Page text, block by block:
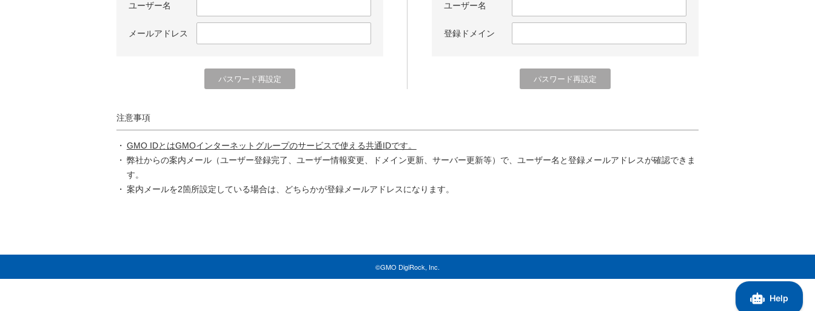
ユーザー名
メールアドレス
ユーザー名
登録ドメイン
注意事項
GMO IDとはGMOインターネットグループのサービスで使える共通IDです。
弊社からの案内メール（ユーザー登録完了、ユーザー情報変更、ドメイン更新、サーバー更新等）で、ユーザー名と登録メールアドレスが確認できま
す。
案内メールを2箇所設定している場合は、どちらかが登録メールアドレスになります。
©GMO DigiRock, Inc.